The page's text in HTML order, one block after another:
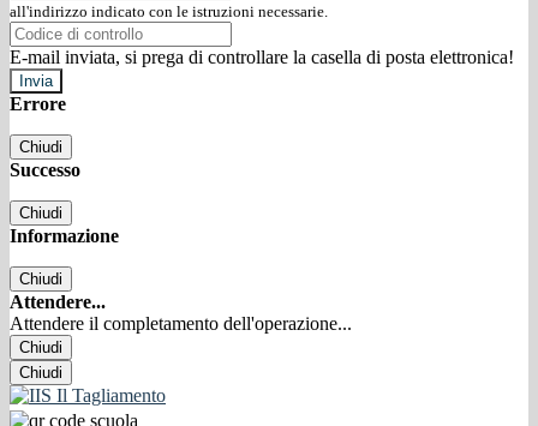
all'indirizzo indicato con le istruzioni necessarie.
E-mail inviata, si prega di controllare la casella di posta elettronica!
Errore
Chiudi
Successo
Chiudi
Informazione
Chiudi
Attendere...
Attendere il completamento dell'operazione...
Chiudi
Chiudi